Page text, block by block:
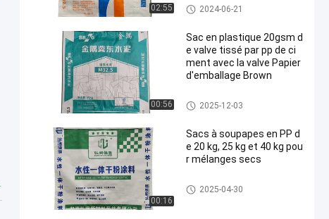
02:55 Pp cimentent des sacs
2024-06-21
00:56
Sac en plastique 20gsm d
e valve tissé par pp de ci
ment avec la valve Papier
d'emballage Brown
Pp cimentent des sacs
2025-12-03
00:16
Sacs à soupapes en PP d
e 20 kg, 25 kg et 40 kg pou
r mélanges secs
Pp cimentent des sacs
2025-04-30